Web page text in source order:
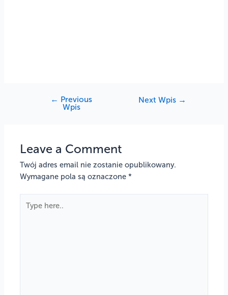
← Previous
Wpis
Next Wpis →
Leave a Comment
Twój adres email nie zostanie opublikowany.
Wymagane pola są oznaczone*
here..